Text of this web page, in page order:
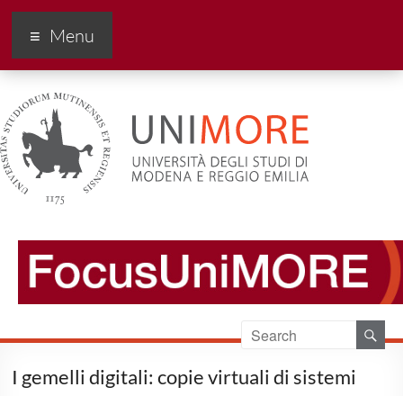
FocusUnimore
Menu
I gemelli digitali: copie virtuali di sistemi